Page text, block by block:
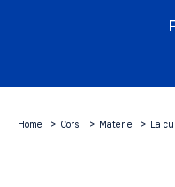
Home Corsi Materie La